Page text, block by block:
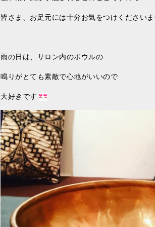
皆さま、お足元には十分お気をつけください
雨の日は、サロン内のボウルの
鳴りがとても素敵で心地がいいので
大好きです